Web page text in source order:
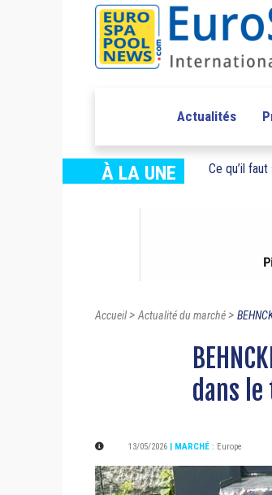
Actualités
À LA UNE Ce qu’il
Accueil>Actualité du marché>
dans
13/05/2026 | MARCHÉ : Europe